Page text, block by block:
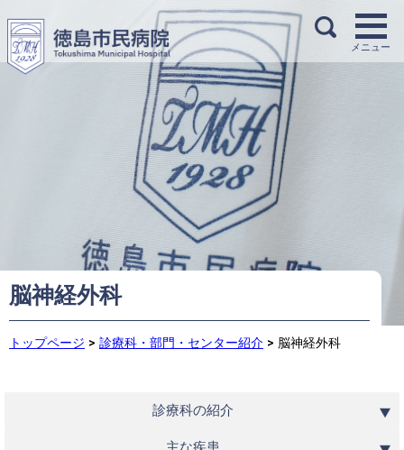
脳神経外科
トップページ > 診療科・部門・センター紹介 > 脳神経外科
診療科の紹介